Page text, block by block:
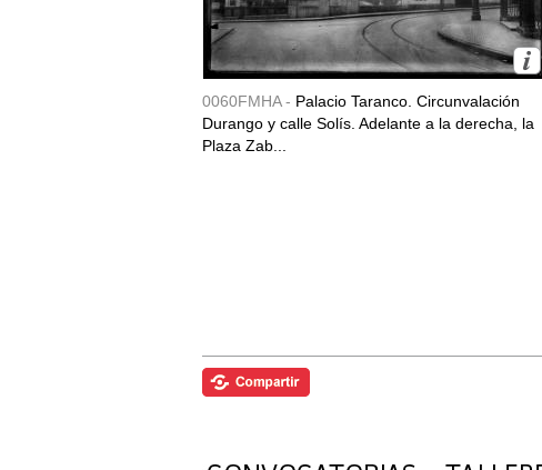
0060FMHA - Palacio Taranco. Circunvalación
Durango y calle Solís. Adelante a la derecha, la
Plaza Zab...